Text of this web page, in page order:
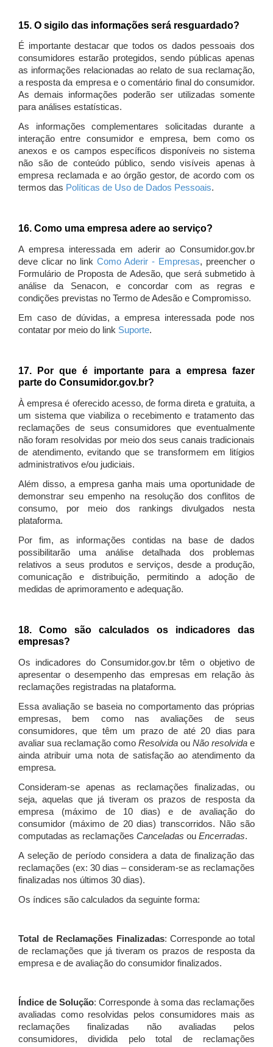
15. O sigilo das informações será resguardado?
É importante destacar que todos os dados pessoais dos
consumidores estarão protegidos, sendo públicas apenas
as informações relacionadas ao relato de sua reclamação,
a resposta da empresa e o comentário final do consumidor.
As demais informações poderão ser utilizadas somente
para análises estatísticas.
As informações complementares solicitadas durante a
interação entre consumidor e empresa, bem como os
anexos e os campos específicos disponíveis no sistema
não são de conteúdo público, sendo visíveis apenas à
empresa reclamada e ao órgão gestor, de acordo com os
termos das Políticas de Uso de Dados Pessoais.
16. Como uma empresa adere ao serviço?
A empresa interessada em aderir ao Consumidor.gov.br
deve clicar no link Como Aderir - Empresas, preencher o
Formulário de Proposta de Adesão, que será submetido à
análise da Senacon, e concordar com as regras e
condições previstas no Termo de Adesão e Compromisso.
Em caso de dúvidas, a empresa interessada pode nos
contatar por meio do link Suporte.
17. Por que é importante para a empresa fazer
parte do Consumidor.gov.br?
À empresa é oferecido acesso, de forma direta e gratuita, a
um sistema que viabiliza o recebimento e tratamento das
reclamações de seus consumidores que eventualmente
não foram resolvidas por meio dos seus canais tradicionais
de atendimento, evitando que se transformem em litígios
administrativos e/ou judiciais.
Além disso, a empresa ganha mais uma oportunidade de
demonstrar seu empenho na resolução dos conflitos de
consumo, por meio dos rankings divulgados nesta
plataforma.
Por fim, as informações contidas na base de dados
possibilitarão uma análise detalhada dos problemas
relativos a seus produtos e serviços, desde a produção,
comunicação e distribuição, permitindo a adoção de
medidas de aprimoramento e adequação.
18. Como são calculados os indicadores das
empresas?
Os indicadores do Consumidor.gov.br têm o objetivo de
apresentar o desempenho das empresas em relação às
reclamações registradas na plataforma.
Essa avaliação se baseia no comportamento das próprias
empresas, bem como nas avaliações de seus
consumidores, que têm um prazo de até 20 dias para
avaliar sua reclamação como Resolvida ou Não resolvida e
ainda atribuir uma nota de satisfação ao atendimento da
empresa.
Consideram-se apenas as reclamações finalizadas, ou
seja, aquelas que já tiveram os prazos de resposta da
empresa (máximo de 10 dias) e de avaliação do
consumidor (máximo de 20 dias) transcorridos. Não são
computadas as reclamações Canceladas ou Encerradas.
A seleção de período considera a data de finalização das
reclamações (ex: 30 dias – consideram-se as reclamações
finalizadas nos últimos 30 dias).
Os índices são calculados da seguinte forma:
Total de Reclamações Finalizadas: Corresponde ao total
de reclamações que já tiveram os prazos de resposta da
empresa e de avaliação do consumidor finalizados.
Índice de Solução: Corresponde à soma das reclamações
avaliadas como resolvidas pelos consumidores mais as
reclamações finalizadas não avaliadas pelos
consumidores, dividida pelo total de reclamações